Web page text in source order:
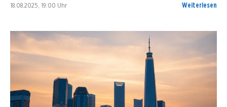
18.08.2025, 19:00 Uhr Weiterlesen